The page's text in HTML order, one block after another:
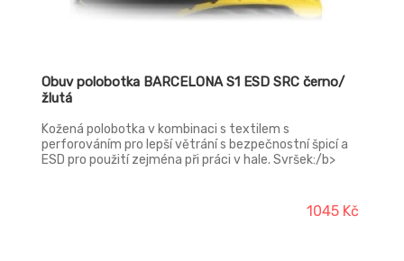
Obuv polobotka BARCELONA S1 ESD SRC černo/
žlutá
Kožená polobotka v kombinaci s textilem s
perforováním pro lepší větrání s bezpečnostní špicí a
ESD pro použití zejména při práci v hale. Svršek:/b>
Stélka:/b> HI-POLY – anatomicky tvarovaná s lehčené
1045 Kč